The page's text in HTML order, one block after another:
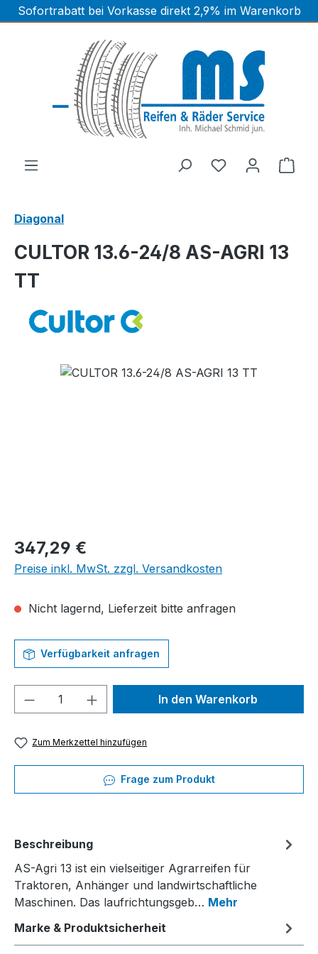
Zum Hauptinhalt springen
Sofortrabatt bei Vorkasse direkt 2,9% im Warenkorb
Diagonal
CULTOR 13.6-24/8 AS-AGRI 13
TT
Bildergalerie überspringen
Regulärer Preis:
347,29 €
Preise inkl. MwSt. zzgl. Versandkosten
Nicht lagernd, Lieferzeit bitte anfragen
Verfügbarkeit anfragen
Produkt Anzahl: Gib denIn den Warenkorb
Zum Merkzettel hinzufügen
Frage zum Produkt
Beschreibung
AS-Agri 13 ist ein vielseitiger Agrarreifen für
Traktoren, Anhänger und landwirtschaftliche
Maschinen. Das laufrichtungsgeb… Mehr
Marke & Produktsicherheit